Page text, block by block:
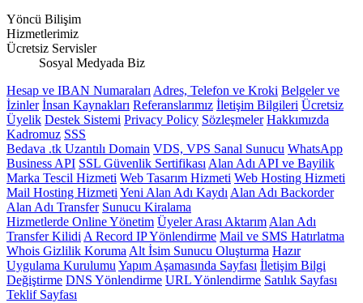
Yöncü Bilişim
Hizmetlerimiz
Ücretsiz Servisler
Sosyal Medyada Biz
Hesap ve IBAN Numaraları Adres, Telefon ve Kroki Belgeler ve
İzinler İnsan Kaynakları Referanslarımız İletişim Bilgileri Ücretsiz
Üyelik Destek Sistemi Privacy Policy Sözleşmeler Hakkımızda
Kadromuz SSS
Bedava .tk Uzantılı Domain VDS, VPS Sanal Sunucu WhatsApp
Business API SSL Güvenlik Sertifikası Alan Adı API ve Bayilik
Marka Tescil Hizmeti Web Tasarım Hizmeti Web Hosting Hizmeti
Mail Hosting Hizmeti Yeni Alan Adı Kaydı Alan Adı Backorder
Alan Adı Transfer Sunucu Kiralama
Hizmetlerde Online Yönetim Üyeler Arası Aktarım Alan Adı
Transfer Kilidi A Record IP Yönlendirme Mail ve SMS Hatırlatma
Whois Gizlilik Koruma Alt İsim Sunucu Oluşturma Hazır
Uygulama Kurulumu Yapım Aşamasında Sayfası İletişim Bilgi
Değiştirme DNS Yönlendirme URL Yönlendirme Satılık Sayfası
Teklif Sayfası